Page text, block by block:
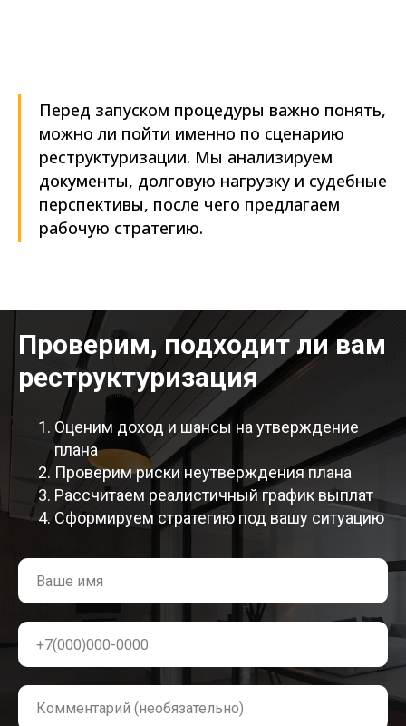
Перед запуском процедуры важно понять,
можно ли пойти именно по сценарию
реструктуризации. Мы анализируем
документы, долговую нагрузку и судебные
перспективы, после чего предлагаем
рабочую стратегию.
Проверим, подходит ли вам
реструктуризация
Оценим доход и шансы на утверждение
плана
Проверим риски неутверждения плана
Рассчитаем реалистичный график выплат
Сформируем стратегию под вашу ситуацию